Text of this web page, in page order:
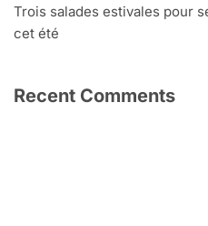
Trois salades estivales pour
cet été
Recent Comments